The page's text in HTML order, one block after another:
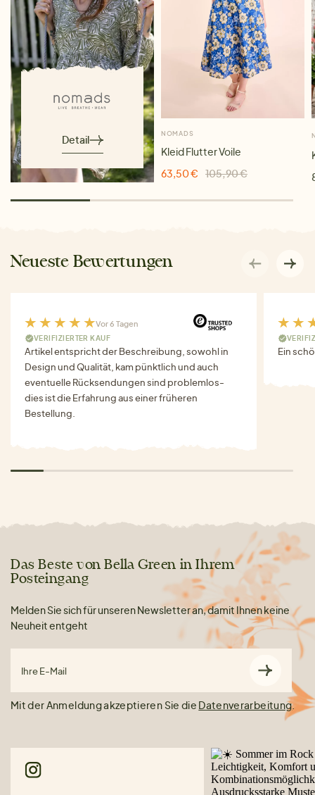
Detail NOMADS
Kleid Flutter Voile
63,50 €
105,90 €
Neueste Bewertungen
Vor 6 Tagen
VERIFIZIERTER KAUF
Artikel entspricht der Beschreibung, sowohl in
Design und Qualität, kam pünktlich und auch
eventuelle Rücksendungen sind problemlos-
dies ist die Erfahrung aus einer früheren
Bestellung.
Ein
Das Beste von Bella Green in Ihrem
Posteingang
Melden Sie sich für unseren Newsletter an, damit Ihnen keine
Neuheit entgeht
Ihre E-Mail
Mit der Anmeldung akzeptieren Sie die Datenverarbeitung.